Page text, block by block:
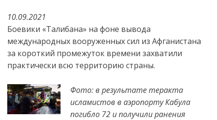
10.09.2021
Боевики «Талибана» на фоне вывода
международных вооруженных сил из Афганистана
за короткий промежуток времени захватили
практически всю территорию страны.
Фото: в результате теракта
исламистов в аэропорту Кабула
погибло 72 и получили ранения